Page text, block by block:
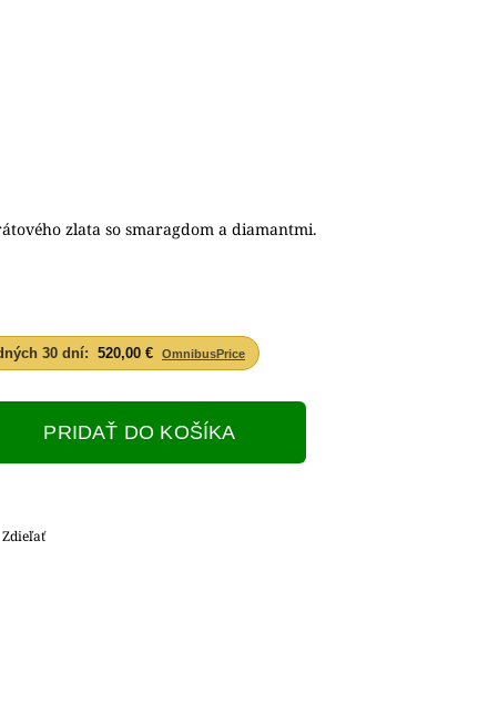
zlata so smaragdom a diamantmi.
30 dní: 520,00 € OmnibusPrice
PRIDAŤ DO KOŠÍKA
Zdieľať